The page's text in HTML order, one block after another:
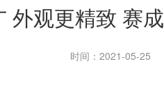
外观更精致 赛
时间：2021-05-25